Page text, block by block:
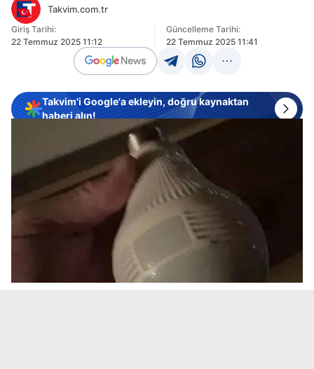
Takvim.com.tr
Giriş Tarihi:
22 Temmuz 2025 11:12
Güncelleme Tarihi:
22 Temmuz 2025 11:41
Takvim'i Google'a ekleyin, doğru kaynaktan
haberi alın!